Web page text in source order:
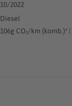
10/2022
Diesel
106g CO₂/km (komb.)*